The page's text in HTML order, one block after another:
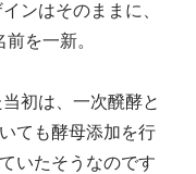
ンはそのままに、
を一新。
初は、一次醗酵と
ても酵母添加を行
いたそうなのです